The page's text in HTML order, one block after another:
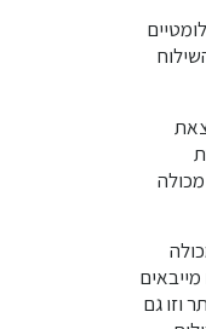
וזו גם